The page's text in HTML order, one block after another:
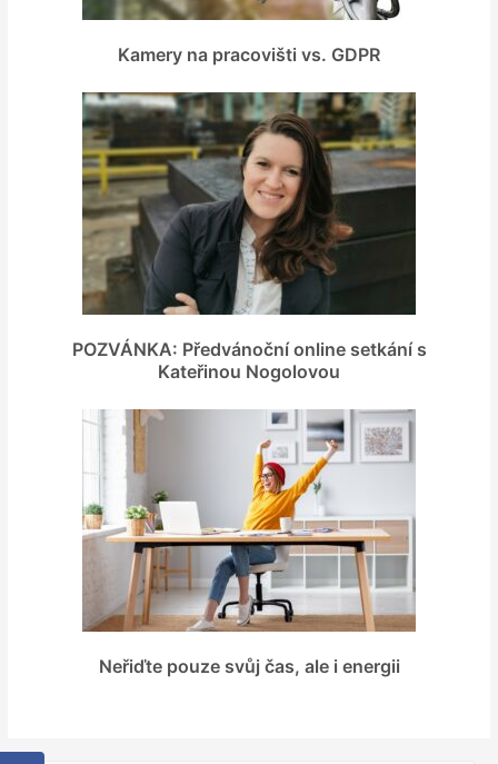
Kamery na pracovišti vs. GDPR
POZVÁNKA: Předvánoční online setkání s
Kateřinou Nogolovou
Neřiďte pouze svůj čas, ale i energii